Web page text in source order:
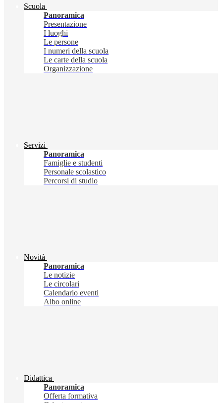
Scuola
Panoramica
Presentazione
I luoghi
Le persone
I numeri della scuola
Le carte della scuola
Organizzazione
Servizi
Panoramica
Famiglie e studenti
Personale scolastico
Percorsi di studio
Novità
Panoramica
Le notizie
Le circolari
Calendario eventi
Albo online
Didattica
Panoramica
Offerta formativa